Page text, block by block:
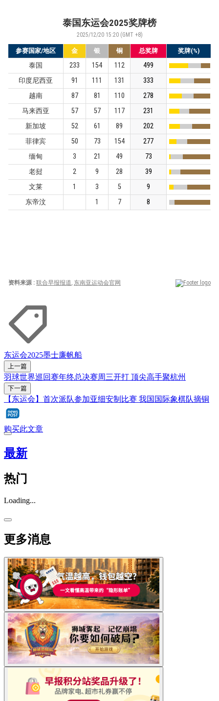
东运会2025墨士廉帆船
上一篇
羽球世界巡回赛年终总决赛周三开打 顶尖高手聚杭州
下一篇
【东运会】首次派队参加亚细安制比赛 我国国际象棋队摘铜
购买此文章
最新
热门
Loading...
更多消息